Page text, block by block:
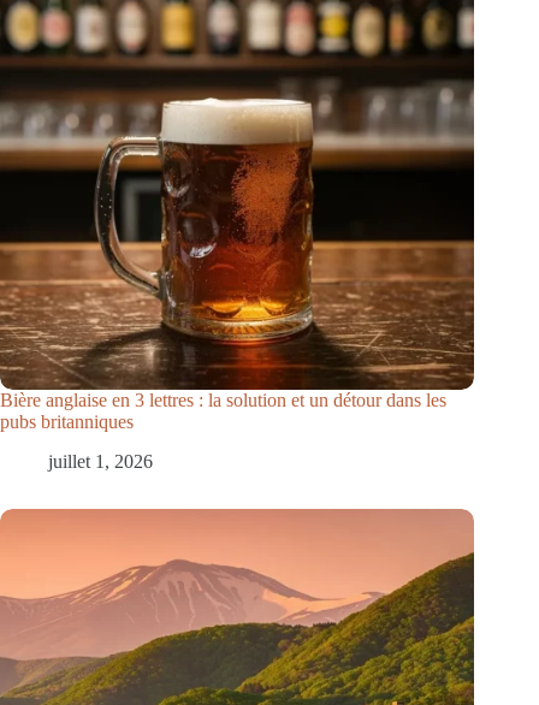
Bière anglaise en 3 lettres : la solution et un détour dans les
pubs britanniques
juillet 1, 2026